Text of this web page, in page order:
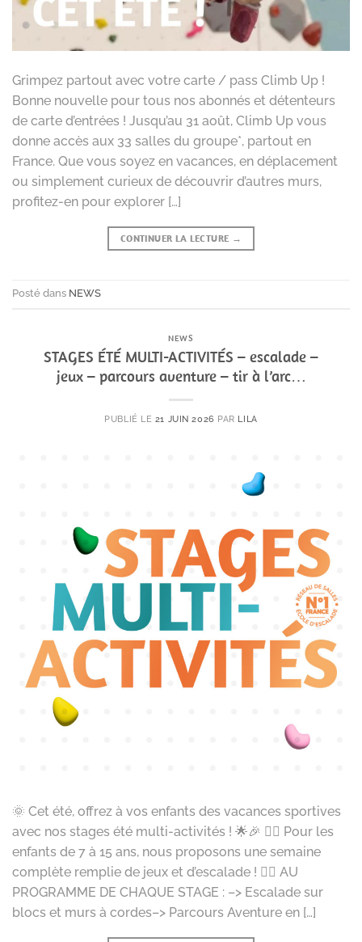
Grimpez partout avec votre carte / pass Climb Up !
Bonne nouvelle pour tous nos abonnés et détenteurs
de carte d’entrées ! Jusqu’au 31 août, Climb Up vous
donne accès aux 33 salles du groupe*, partout en
France. Que vous soyez en vacances, en déplacement
ou simplement curieux de découvrir d’autres murs,
profitez-en pour explorer […]
CONTINUER LA LECTURE →
Posté dans NEWS
NEWS
STAGES ÉTÉ MULTI-ACTIVITÉS – escalade –
jeux – parcours aventure – tir à l’arc…
PUBLIÉ LE 21 JUIN 2026 PAR LILA
🌞 Cet été, offrez à vos enfants des vacances sportives
avec nos stages été multi-activités ! 🌟🎉 🏃‍♂️ Pour les
enfants de 7 à 15 ans, nous proposons une semaine
complète remplie de jeux et d’escalade ! 🧗‍♀️ AU
PROGRAMME DE CHAQUE STAGE : –> Escalade sur
blocs et murs à cordes–> Parcours Aventure en […]